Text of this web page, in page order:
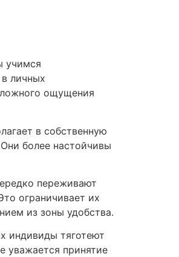
учимся
личных
ощущения
в собственную
более настойчивы
переживают
ограничивает их
из зоны удобства.
индивиды тяготеют
уважается принятие